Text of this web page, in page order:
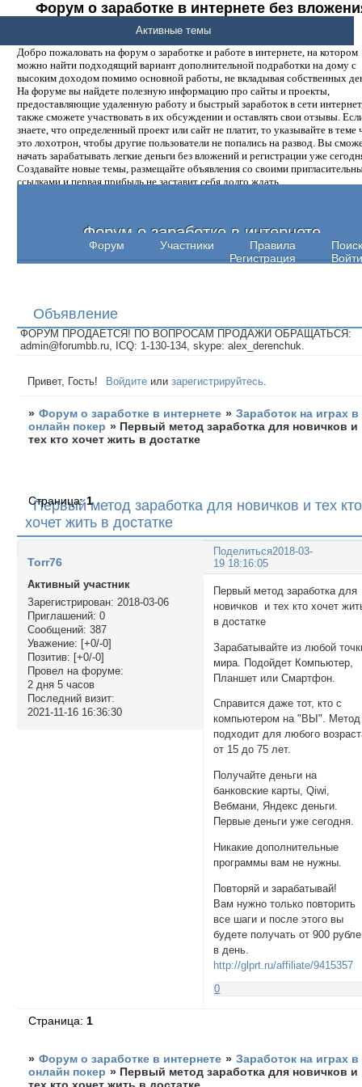
Форум о заработке в интернете без
денег.
Добро пожаловать на форум о заработке и работе в интернете, на котором
можно найти подходящий вариант дополнительной подработки на дому с
высоким доходом помимо основной работы, не вкладывая собственных
На форуме вы найдете полезную информацию про сайты и проекты,
предоставляющие удаленную работу и быстрый заработок в сети
также сможете участвовать в их обсуждении и оставлять свои отзывы.
знаете, что определенный проект или сайт не платит, то указывайте в теме
это лохотрон, чтобы другие пользователи не попались на развод. Вы
начать зарабатывать легкие деньги без вложений и регистрации уже
Создавайте новые темы, размещайте объявления со своими
ссылками и первая прибыль не заставит себя долго ждать.
Форум о заработке в интернете
Форум Участники Правила
Поиск
Регистрация
Войти
Активные темы
Объявление
ФОРУМ ПРОДАЕТСЯ! ПО ВОПРОСАМ ПРОДАЖИ ОБРАЩАТЬСЯ:
admin@forumbb.ru, ICQ: 1-130-134, skype: alex_derenchuk.
Привет, Гость! Войдите илизарегистрируйтесь
» Форум о заработке в интернете » Заработок на играх в
онлайн покер » Первый метод заработка для новичков и
тех кто хочет жить в достатке
Первый метод заработка для новичков и тех кто
хочет жить в достатке
Страница:1
Поделиться2018-03-
19 18:16:05
Torr76
Активный участник
Зарегистрирован: 2018-03-06
Приглашений: 0
Сообщений: 387
Уважение: [+0/-0]
Позитив: [+0/-0]
Провел на форуме:
2 дня 5 часов
Последний визит:
2021-11-16 16:36:30
Первый метод заработка для
новичков и тех кто хочет
в достатке
Зарабатывайте из любой
мира. Подойдет Компьютер,
Планшет или Смартфон.
Справится даже тот, кто с
компьютером на "ВЫ". Метод
подходит для любого
от 15 до 75 лет.
Получайте деньги на
банковские карты, Qiwi,
Вебмани, Яндекс деньги.
Первые деньги уже сегодня.
Никакие дополнительные
программы вам не нужны.
Повторяй и зарабатывай!
Вам нужно только повторить
все шаги и после этого вы
будете получать от 900
в день.
http://glprt.ru/affiliate/9415357
0
Страница: 1
» Форум о заработке в интернете » Заработок на играх в
онлайн покер » Первый метод заработка для новичков и
тех кто хочет жить в достатке